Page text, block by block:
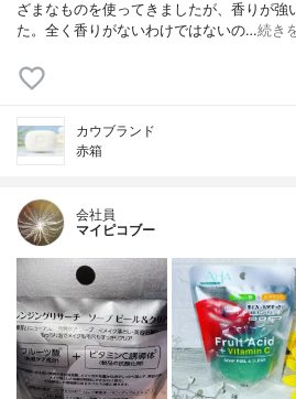
ざまなものを使ってきましたが、香りが強
た。全く香りがないわけではないの…続き
カウブランド
赤箱
会社員
マイピコブー